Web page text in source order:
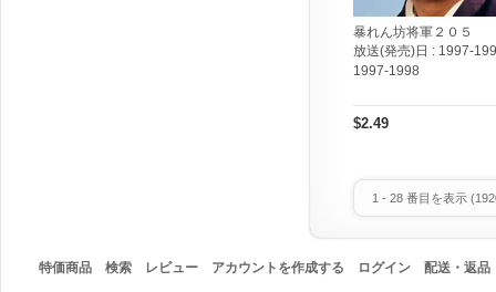
暴れん坊将軍２０５
放送(発売)日 : 1997-
1997-1998
$2.49
1 - 28 番目を表示 (
特価商品 検索 レビュー アカウントを作成する ログイン 配送・返品